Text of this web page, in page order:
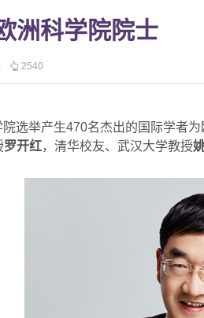
洲科学院院士
2540
院选举产生470名杰出的国际学者
罗开红，清华校友、武汉大学教授